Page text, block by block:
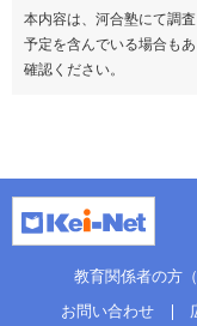
本内容は、河合塾にて調
予定を含んでいる場合も
確認ください。
教育関係者の方
お問い合わせ